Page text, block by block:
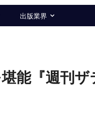
出版業界
能『週刊ザ